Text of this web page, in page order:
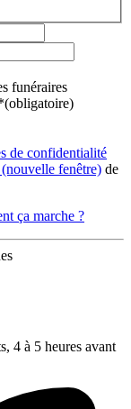
funéraires
(obligatoire)
de confidentialité
(nouvelle fenêtre) de
ça marche ?
4 à 5 heures avant